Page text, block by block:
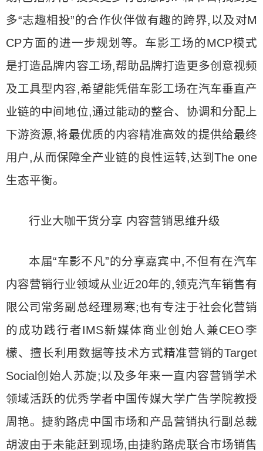
多“志趣相投”的合作伙伴做有趣的跨界,以及对M
CP方面的进一步规划等。车影工场的MCP模式
是打造品牌内容工场,帮助品牌打造更多创意视频
及工具型内容,希望能凭借车影工场在汽车垂直产
业链的中间地位,通过能动的整合、协调和分配上
下游资源,将最优质的内容精准高效的提供给最终
用户,从而保障全产业链的良性运转,达到The one
生态平衡。
行业大咖干货分享 内容营销思维升级
本届“车影不凡”的分享嘉宾中,不但有在汽车
内容营销行业领域从业近20年的,领克汽车销售有
限公司常务副总经理易寒;也有专注于社会化营销
的成功践行者IMS新媒体商业创始人兼CEO李
檬、擅长利用数据等技术方式精准营销的Target
Social创始人苏旋;以及多年来一直内容营销学术
领域活跃的优秀学者中国传媒大学广告学院教授
周艳。捷豹路虎中国市场和产品营销执行副总裁
胡波由于未能赶到现场,由捷豹路虎联合市场销售